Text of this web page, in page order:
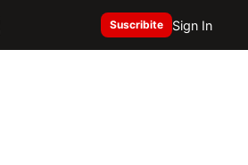
Suscribite Sign In